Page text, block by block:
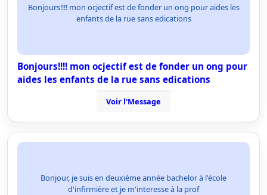
Bonjours!!!! mon ocjectif est de fonder un ong pour aides les
enfants de la rue sans edications
Bonjours!!!! mon ocjectif est de fonder un ong pour
aides les enfants de la rue sans edications
Voir l'Message
Bonjour, je suis en deuxième année bachelor à l'école
d'infirmière et je m'interesse à la prof